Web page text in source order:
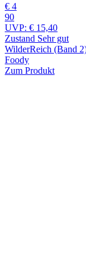
€ 4
90
UVP: € 15,40
Zustand Sehr gut
WilderReich (Band
Foody
Zum Produkt